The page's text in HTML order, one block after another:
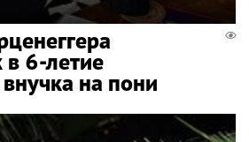
в 6-летие
на пони